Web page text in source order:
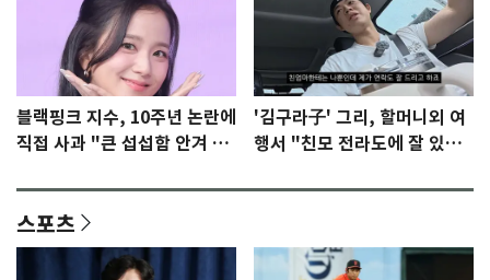
블랙핑크 지수, 10주년 논란에
직접 사과 "큰 섭섭함 안겨 미
'김구라子' 그리, 할머니외 여
행서 "친모 전라도에 잘 있
스포츠